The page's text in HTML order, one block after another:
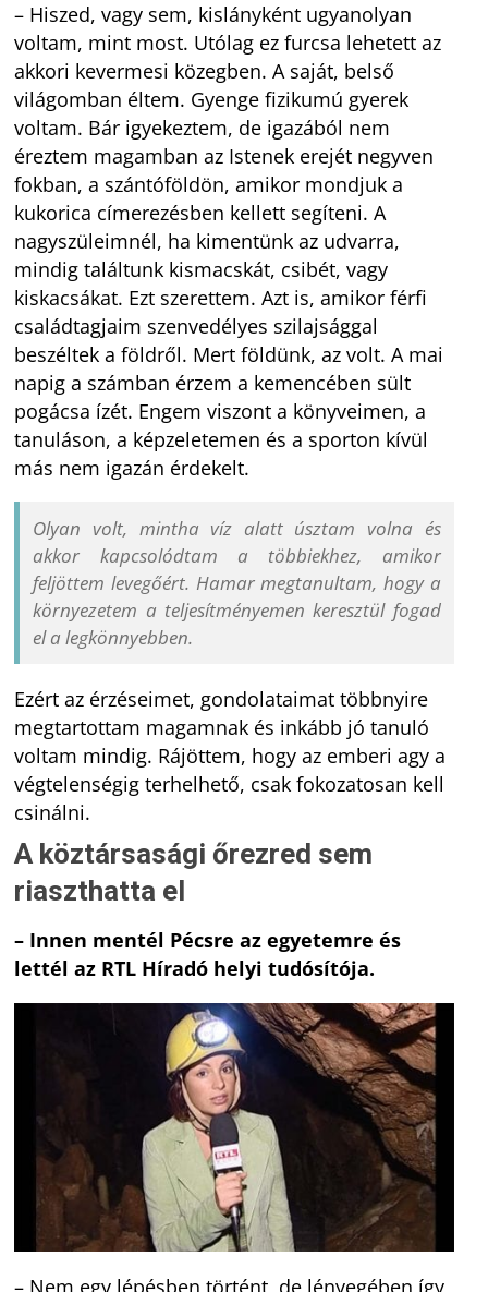
– Hiszed, vagy sem, kislányként ugyanolyan
voltam, mint most. Utólag ez furcsa lehetett az
akkori kevermesi közegben. A saját, belső
világomban éltem. Gyenge fizikumú gyerek
voltam. Bár igyekeztem, de igazából nem
éreztem magamban az Istenek erejét negyven
fokban, a szántóföldön, amikor mondjuk a
kukorica címerezésben kellett segíteni. A
nagyszüleimnél, ha kimentünk az udvarra,
mindig találtunk kismacskát, csibét, vagy
kiskacsákat. Ezt szerettem. Azt is, amikor férfi
családtagjaim szenvedélyes szilajsággal
beszéltek a földről. Mert földünk, az volt. A mai
napig a számban érzem a kemencében sült
pogácsa ízét. Engem viszont a könyveimen, a
tanuláson, a képzeletemen és a sporton kívül
más nem igazán érdekelt.
Olyan volt, mintha víz alatt úsztam volna és
akkor kapcsolódtam a többiekhez, amikor
feljöttem levegőért. Hamar megtanultam, hogy a
környezetem a teljesítményemen keresztül fogad
el a legkönnyebben.
Ezért az érzéseimet, gondolataimat többnyire
megtartottam magamnak és inkább jó tanuló
voltam mindig. Rájöttem, hogy az emberi agy a
végtelenségig terhelhető, csak fokozatosan kell
csinálni.
A köztársasági őrezred sem
riaszthatta el
– Innen mentél Pécsre az egyetemre és
lettél az RTL Híradó helyi tudósítója.
– Nem egy lépésben történt, de lényegében így